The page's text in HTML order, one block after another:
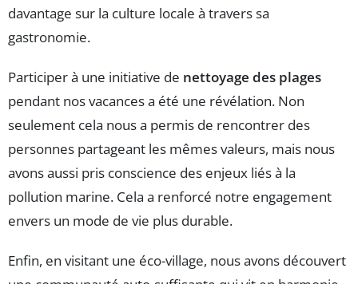
davantage sur la culture locale à travers sa
gastronomie.
Participer à une initiative de nettoyage des plages
pendant nos vacances a été une révélation. Non
seulement cela nous a permis de rencontrer des
personnes partageant les mêmes valeurs, mais nous
avons aussi pris conscience des enjeux liés à la
pollution marine. Cela a renforcé notre engagement
envers un mode de vie plus durable.
Enfin, en visitant une éco-village, nous avons découvert